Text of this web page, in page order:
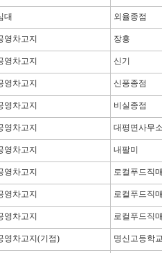
대 외율종점
영차고지 장흥
영차고지 신기
영차고지 신풍종점
영차고지 비실종점
영차고지 대평면사무소
영차고지 내팔미
영차고지 로컬푸드직
영차고지 로컬푸드직
영차고지 로컬푸드직
영차고지(기점) 명신고등학교